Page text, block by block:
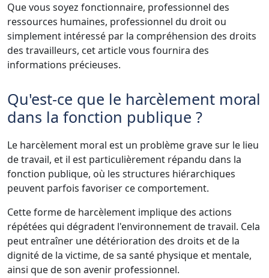
Que vous soyez fonctionnaire, professionnel des
ressources humaines, professionnel du droit ou
simplement intéressé par la compréhension des droits
des travailleurs, cet article vous fournira des
informations précieuses.
Qu'est-ce que le harcèlement moral
dans la fonction publique ?
Le harcèlement moral est un problème grave sur le lieu
de travail, et il est particulièrement répandu dans la
fonction publique, où les structures hiérarchiques
peuvent parfois favoriser ce comportement.
Cette forme de harcèlement implique des actions
répétées qui dégradent l'environnement de travail. Cela
peut entraîner une détérioration des droits et de la
dignité de la victime, de sa santé physique et mentale,
ainsi que de son avenir professionnel.